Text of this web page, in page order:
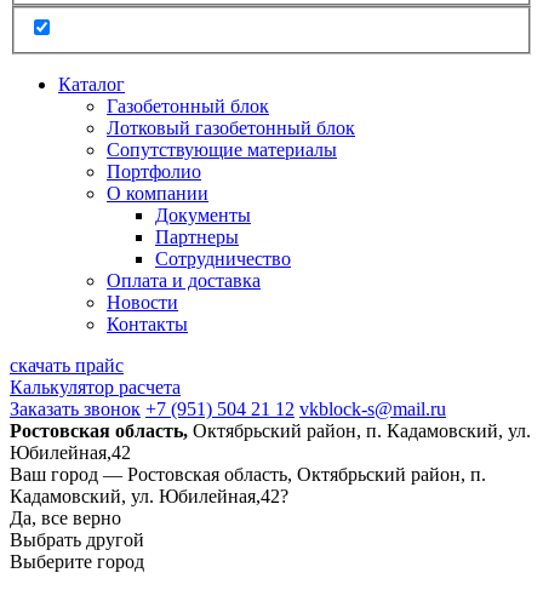
Каталог
Газобетонный блок
Лотковый газобетонный блок
Сопутствующие материалы
Портфолио
О компании
Документы
Партнеры
Сотрудничество
Оплата и доставка
Новости
Контакты
скачать прайс
Калькулятор расчета
Заказать звонок +7 (951) 504 21 12 vkblock-s@mail.ru
Ростовская область, Октябрьский район, п. Кадамовский, ул.
Юбилейная,42
Ваш город — Ростовская область, Октябрьский район, п.
Кадамовский, ул. Юбилейная,42?
Да, все верно
Выбрать другой
Выберите город